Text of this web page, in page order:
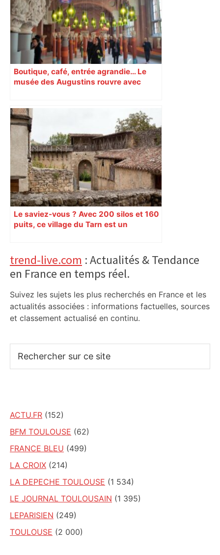
Boutique, café, entrée agrandie… Le
musée des Augustins rouvre avec
Le saviez-vous ? Avec 200 silos et 160
puits, ce village du Tarn est un
Primary
Sidebar
trend-live.com : Actualités & Tendance
en France en temps réel.
Suivez les sujets les plus recherchés en France et les
actualités associées : informations factuelles, sources
et classement actualisé en continu.
sur
ACTU.FR (152)
BFM TOULOUSE (62)
FRANCE BLEU (499)
LA CROIX (214)
LA DEPECHE TOULOUSE (1 534)
LE JOURNAL TOULOUSAIN (1 395)
LEPARISIEN (249)
TOULOUSE (2 000)